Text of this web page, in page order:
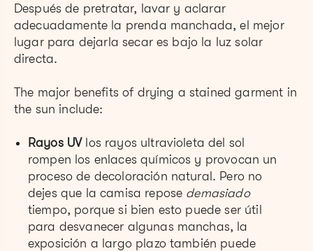
Después de pretratar, lavar y aclarar
adecuadamente la prenda manchada, el mejor
lugar para dejarla secar es bajo la luz solar
directa.
The major benefits of drying a stained garment in
the sun include:
Rayos UVlos rayos ultravioleta del sol
rompen los enlaces químicos y provocan un
proceso de decoloración natural. Pero no
dejes que la camisa repose demasiado
tiempo, porque si bien esto puede ser útil
para desvanecer algunas manchas, la
exposición a largo plazo también puede